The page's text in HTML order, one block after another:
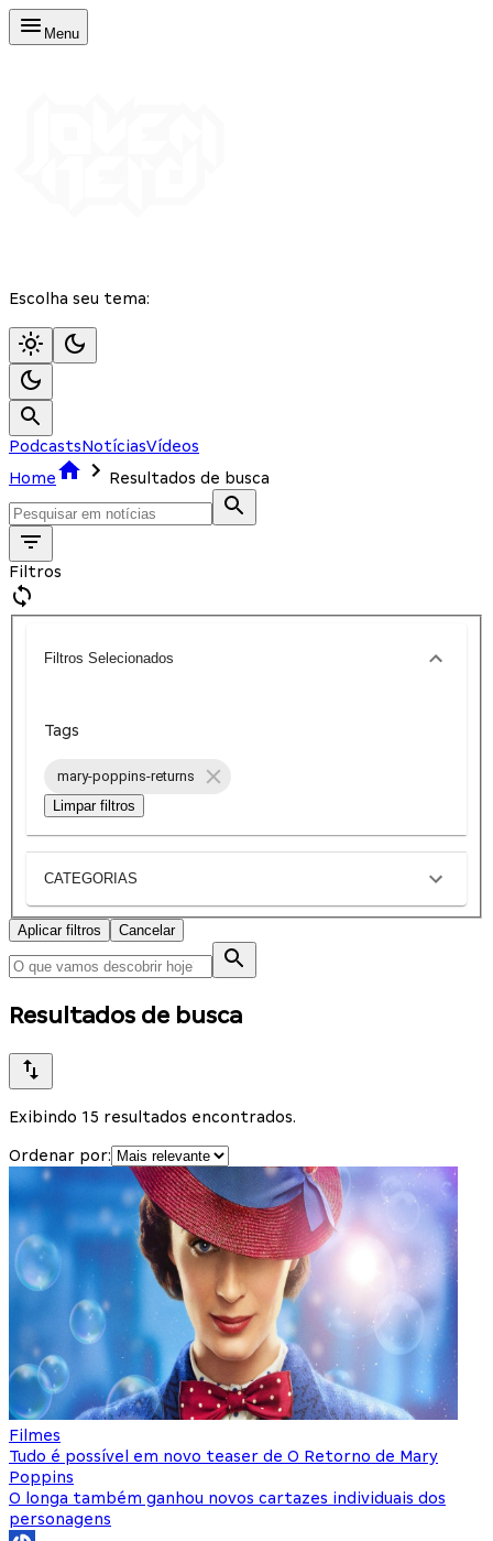
Menu
Escolha seu tema:
PodcastsNotíciasVídeos
Home
Resultados de busca
Filtros
Filtros Selecionados
Tags
mary-poppins-returns
Limpar filtros
CATEGORIAS
Aplicar filtros Cancelar
Resultados de busca
Exibindo 15 resultados encontrados.
Ordenar por:
Filmes
Tudo é possível em novo teaser de O Retorno de Mary
Poppins
O longa também ganhou novos cartazes individuais dos
personagens